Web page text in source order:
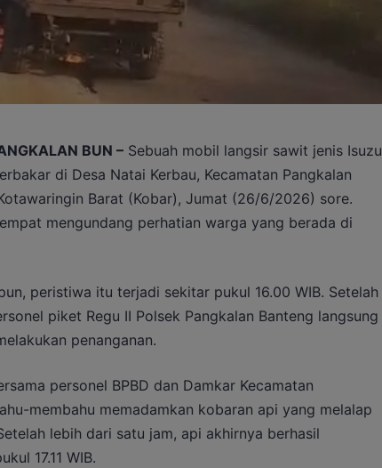
BUN –Sebuah mobil langsir sawit jenis Isuzu
di Desa Natai Kerbau, Kecamatan Pangkalan
Barat (Kobar), Jumat (26/6/2026) sore.
mengundang perhatian warga yang berada di
peristiwa itu terjadi sekitar pukul 16.00 WIB. Setelah
piket Regu II Polsek Pangkalan Banteng langsung
penanganan.
personel BPBD dan Damkar Kecamatan
membahu memadamkan kobaran api yang melalap
lebih dari satu jam, api akhirnya berhasil
17.11 WIB.